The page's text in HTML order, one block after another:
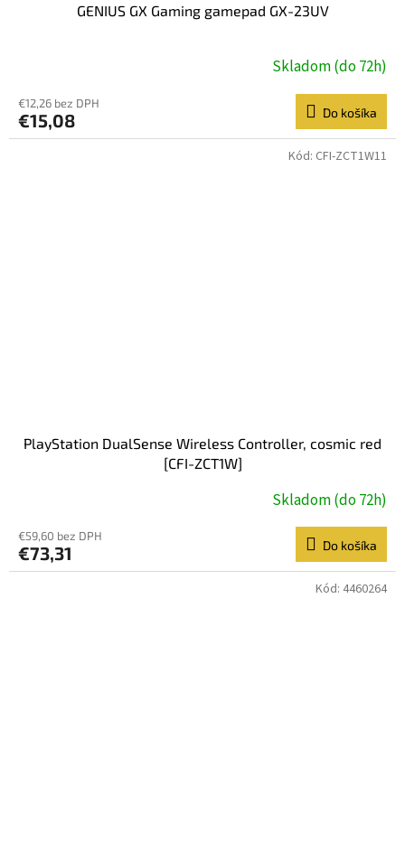
GENIUS GX Gaming gamepad GX-23UV
Skladom (do 72h)
€12,26 bez DPH
€15,08 Do košíka
PlayStation DualSense Wireless Controller, cosmic red
[CFI-ZCT1W]
Skladom (do 72h)
€59,60 bez DPH
€73,31 Do košíka
Kód: CFI-ZCT1W11
Kód: 4460264